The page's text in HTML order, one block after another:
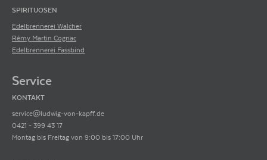
SPIRITUOSEN
Edelbrennerei Walcher
Rémy Martin Cognac
Edelbrennerei Fassbind
Service
KONTAKT
service@ludwig-von-kapff.de
0421 - 399 43 17
Montag bis Freitag von 9:00 bis 17:00 Uhr